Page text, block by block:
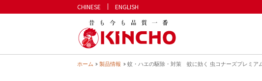
CHINESE ENGLISH
ホーム 製品情報 蚊・ハエの駆除・対策 蚊に効く 虫コナーズプレミア